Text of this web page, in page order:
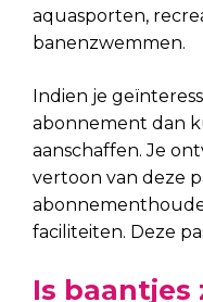
aquasporten,
banenzwemmen.
Indien je
abonnement dan
aanschaffen. Je
vertoon van deze
faciliteiten. Deze
Is baantjes